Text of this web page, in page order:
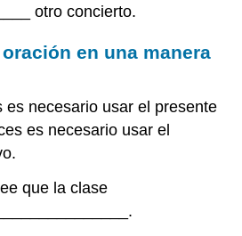
otro concierto.
en una manera
es necesario usar el presente
es necesario usar el
que la clase